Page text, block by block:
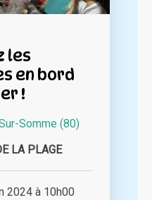
les
en bord
!
Somme (80)
LA PLAGE
à 10h00